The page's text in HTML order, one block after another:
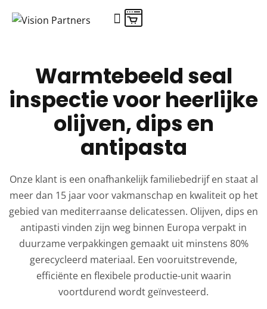
Warmtebeeld seal
inspectie voor heerlijke
olijven, dips en
antipasta
Onze klant is een onafhankelijk familiebedrijf en staat al
meer dan 15 jaar voor vakmanschap en kwaliteit op het
gebied van mediterraanse delicatessen. Olijven, dips en
antipasti vinden zijn weg binnen Europa verpakt in
duurzame verpakkingen gemaakt uit minstens 80%
gerecycleerd materiaal. Een vooruitstrevende,
efficiënte en flexibele productie-unit waarin
voortdurend wordt geïnvesteerd.